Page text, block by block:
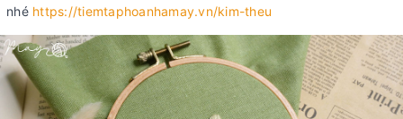
nhé https://tiemtaphoanhamay.vn/kim-theu